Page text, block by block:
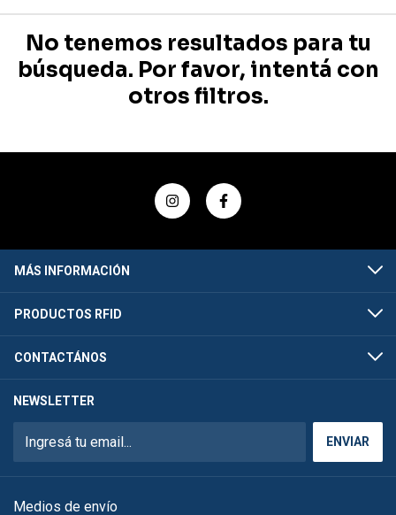
No tenemos resultados para tu
búsqueda. Por favor, intentá con
otros filtros.
MÁS INFORMACIÓN
PRODUCTOS RFID
CONTACTÁNOS
NEWSLETTER
Medios de envío